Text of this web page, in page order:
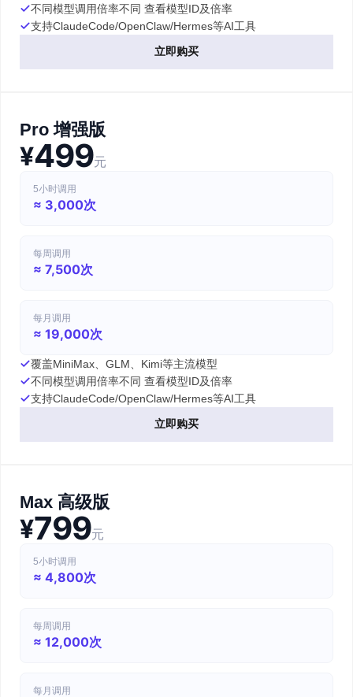
不同模型调用倍率不同 查看模型ID及倍率
支持ClaudeCode/OpenClaw/Hermes等AI工具
立即购买
Pro 增强版
¥499元
5小时调用
≈ 3,000次
每周调用
≈ 7,500次
每月调用
≈ 19,000次
覆盖MiniMax、GLM、Kimi等主流模型
不同模型调用倍率不同 查看模型ID及倍率
支持ClaudeCode/OpenClaw/Hermes等AI工具
立即购买
Max 高级版
¥799元
5小时调用
≈ 4,800次
每周调用
≈ 12,000次
每月调用